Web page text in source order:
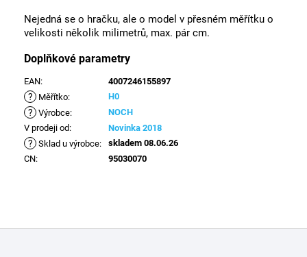
Nejedná se o hračku, ale o model v přesném měřítku o
velikosti několik milimetrů, max. pár cm.
Doplňkové parametry
EAN: 4007246155897
? Měřítko: H0
? Výrobce:
NOCH
V prodeji od: Novinka 2018
? Sklad u výrobce:
skladem 08.06.26
CN: 95030070